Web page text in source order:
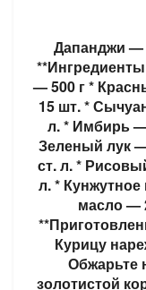
Дапанджи —
— 500 г *
15 шт. *
л. * Имбирь
Зеленый лук
ст. л. *
л. *
масло —
Курицу
Обжарьте
золотистой